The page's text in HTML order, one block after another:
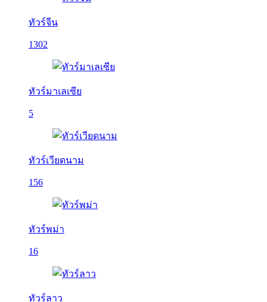
ทัวร์จีน
1302
ทัวร์มาเลเซีย
5
ทัวร์เวียดนาม
156
ทัวร์พม่า
16
ทัวร์ลาว